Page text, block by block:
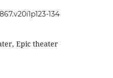
134
Epic theater